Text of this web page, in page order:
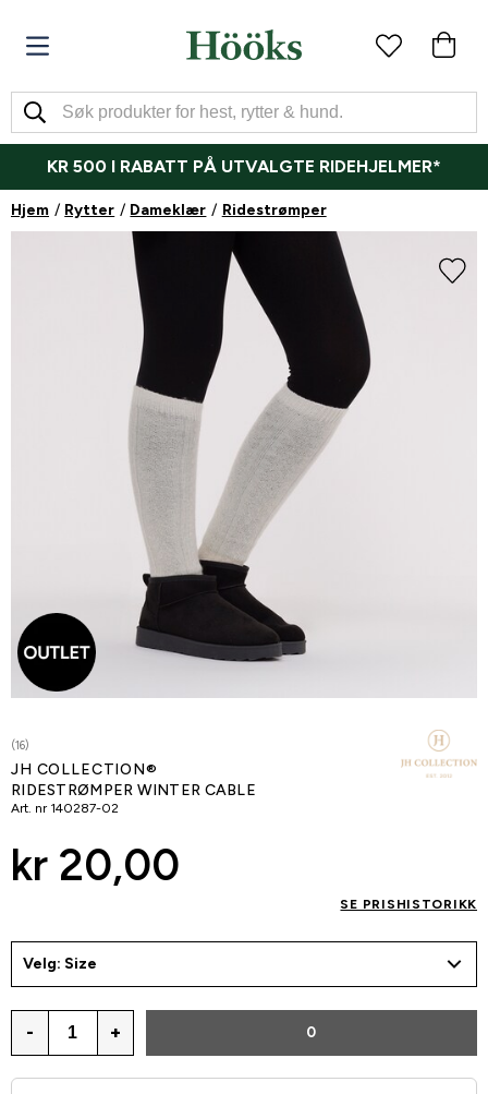
KR 500 I RABATT PÅ UTVALGTE RIDEHJELMER*
Hjem Rytter Dameklær Ridestrømper
(16)
JH COLLECTION®
RIDESTRØMPER WINTER CABLE
Art. nr 140287-02
kr 20,00
SE PRISHISTORIKK
Velg: Size
- + 0